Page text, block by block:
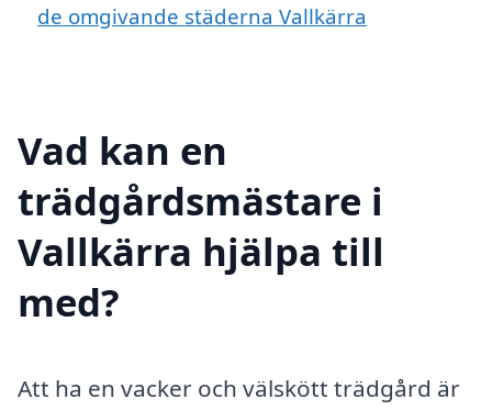
de omgivande städerna Vallkärra
Vad kan en
trädgårdsmästare i
Vallkärra hjälpa till
med?
Att ha en vacker och välskött trädgård är